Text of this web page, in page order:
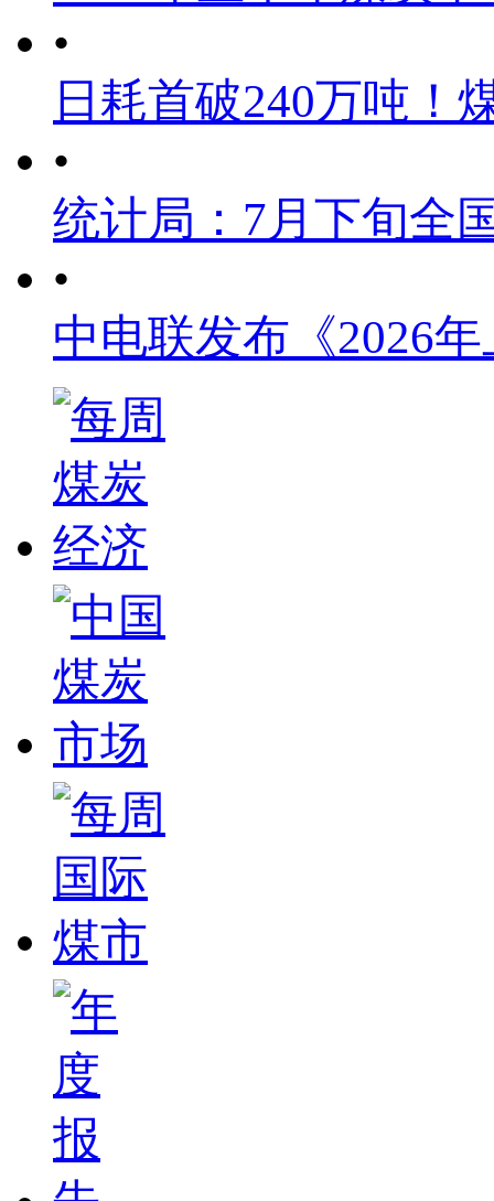
•
日耗首破240万吨！
•
统计局：7月下旬全
•
中电联发布《2026